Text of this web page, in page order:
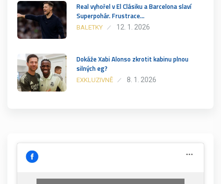
Real vyhořel v El Clásiku a Barcelona slaví
Superpohár. Frustrace…
BALETKY 12. 1. 2026
Dokáže Xabi Alonso zkrotit kabinu plnou
silných eg?
EXKLUZIVNĚ 8. 1. 2026